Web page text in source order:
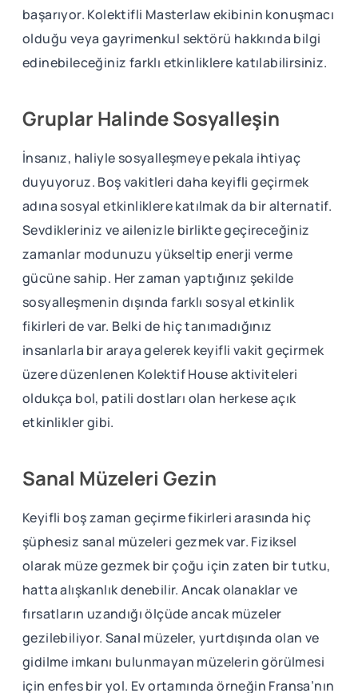
başarıyor. Kolektifli Masterlaw ekibinin konuşmacı
olduğu veya gayrimenkul sektörü hakkında bilgi
edinebileceğiniz farklı etkinliklere katılabilirsiniz.
Gruplar Halinde Sosyalleşin
İnsanız, haliyle sosyalleşmeye pekala ihtiyaç
duyuyoruz. Boş vakitleri daha keyifli geçirmek
adına sosyal etkinliklere katılmak da bir alternatif.
Sevdikleriniz ve ailenizle birlikte geçireceğiniz
zamanlar modunuzu yükseltip enerji verme
gücüne sahip. Her zaman yaptığınız şekilde
sosyalleşmenin dışında farklı sosyal etkinlik
fikirleri de var. Belki de hiç tanımadığınız
insanlarla bir araya gelerek keyifli vakit geçirmek
üzere düzenlenen Kolektif House aktiviteleri
oldukça bol, patili dostları olan herkese açık
etkinlikler gibi.
Sanal Müzeleri Gezin
Keyifli boş zaman geçirme fikirleri arasında hiç
şüphesiz sanal müzeleri gezmek var. Fiziksel
olarak müze gezmek bir çoğu için zaten bir tutku,
hatta alışkanlık denebilir. Ancak olanaklar ve
fırsatların uzandığı ölçüde ancak müzeler
gezilebiliyor. Sanal müzeler, yurtdışında olan ve
gidilme imkanı bulunmayan müzelerin görülmesi
için enfes bir yol. Ev ortamında örneğin Fransa’nın